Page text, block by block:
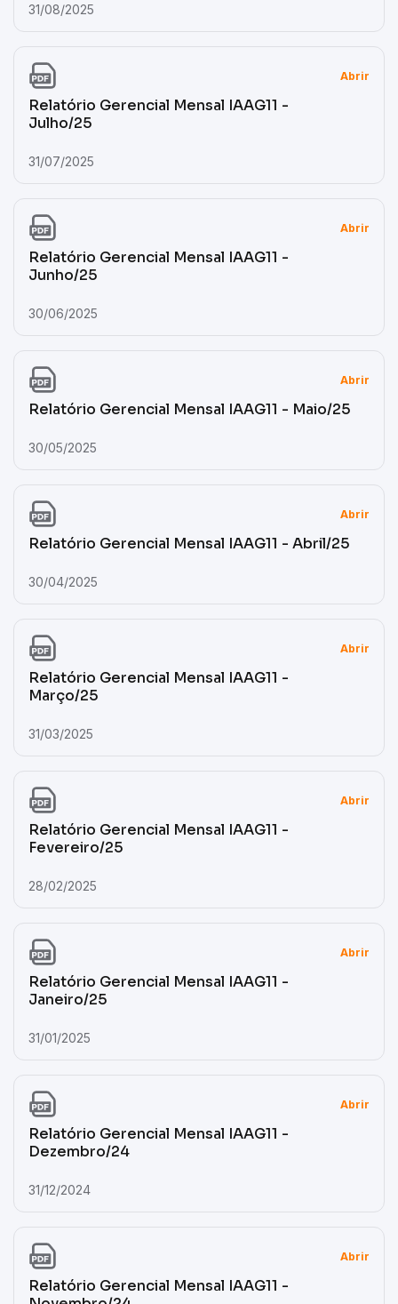
31/08/2025
Abrir
Relatório Gerencial Mensal IAAG11 -
Julho/25
31/07/2025
Abrir
Relatório Gerencial Mensal IAAG11 -
Junho/25
30/06/2025
Abrir
Relatório Gerencial Mensal IAAG11 - Maio/25
30/05/2025
Abrir
Relatório Gerencial Mensal IAAG11 - Abril/25
30/04/2025
Abrir
Relatório Gerencial Mensal IAAG11 -
Março/25
31/03/2025
Abrir
Relatório Gerencial Mensal IAAG11 -
Fevereiro/25
28/02/2025
Abrir
Relatório Gerencial Mensal IAAG11 -
Janeiro/25
31/01/2025
Abrir
Relatório Gerencial Mensal IAAG11 -
Dezembro/24
31/12/2024
Abrir
Relatório Gerencial Mensal IAAG11 -